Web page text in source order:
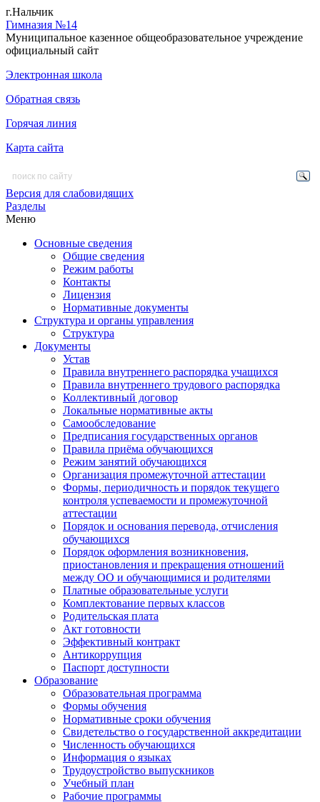
г.Нальчик
Гимназия №14
Муниципальное казенное общеобразовательное учреждение
официальный сайт
Электронная школа
Обратная связь
Горячая линия
Карта сайта
Версия для слабовидящих
Разделы
Меню
Основные сведения
Общие сведения
Режим работы
Контакты
Лицензия
Нормативные документы
Структура и органы управления
Структура
Документы
Устав
Правила внутреннего распорядка учащихся
Правила внутреннего трудового распорядка
Коллективный договор
Локальные нормативные акты
Самообследование
Предписания государственных органов
Правила приёма обучающихся
Режим занятий обучающихся
Организация промежуточной аттестации
Формы, периодичность и порядок текущего
контроля успеваемости и промежуточной
аттестации
Порядок и основания перевода, отчисления
обучающихся
Порядок оформления возникновения,
приостановления и прекращения отношений
между ОО и обучающимися и родителями
Платные образовательные услуги
Комплектование первых классов
Родительская плата
Акт готовности
Эффективный контракт
Антикоррупция
Паспорт доступности
Образование
Образовательная программа
Формы обучения
Нормативные сроки обучения
Свидетельство о государственной аккредитации
Численность обучающихся
Информация о языках
Трудоустройство выпускников
Учебный план
Рабочие программы